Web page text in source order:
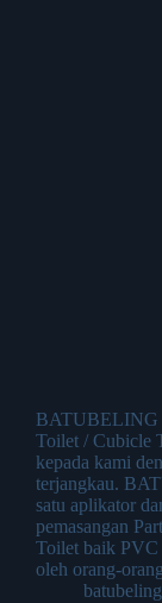
BATUBELING
Toilet / Cubicle
kepada kami
terjangkau.
satu aplikator
pemasangan
Toilet baik PVC
oleh orang-
batubeling